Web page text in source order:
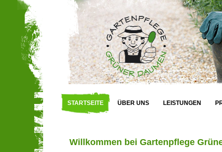
STARTSEITE ÜBER UNS LEISTUNGEN
Willkommen bei Gartenpflege